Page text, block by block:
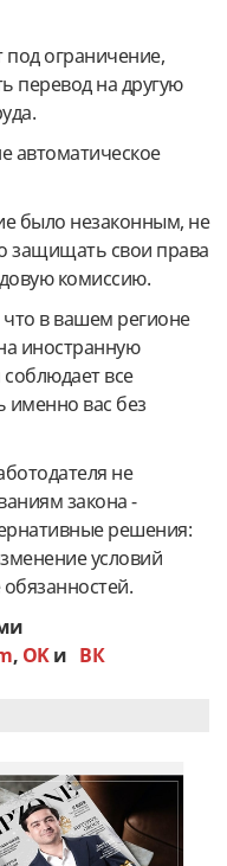
под ограничение,
перевод на другую
автоматическое
было незаконным, не
защищать свои права
комиссию.
в вашем регионе
иностранную
все
именно вас без
не
закона -
решения:
условий
, OKи ВК